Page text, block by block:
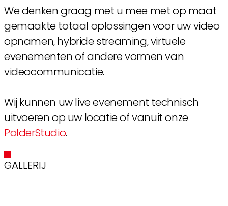
We denken graag met u mee met op maat
gemaakte totaal oplossingen voor uw video
opnamen, hybride streaming, virtuele
evenementen of andere vormen van
videocommunicatie.
Wij kunnen uw live evenement technisch
uitvoeren op uw locatie of vanuit onze
PolderStudio.
GALLERIJ